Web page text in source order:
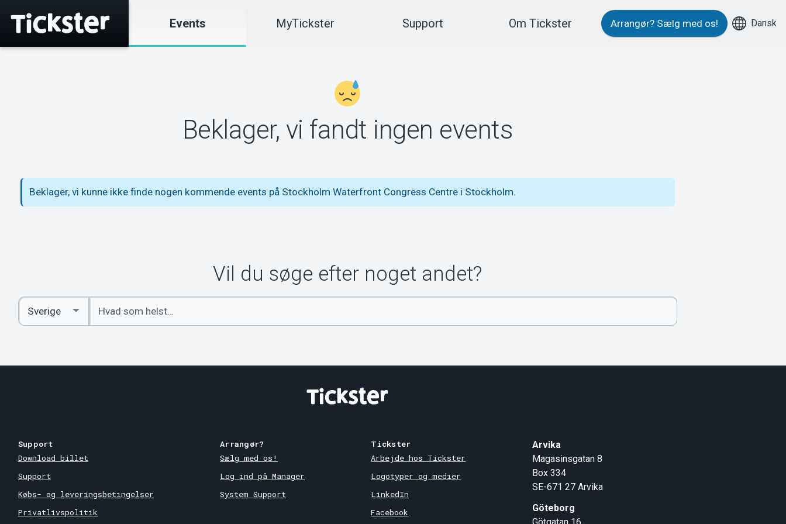
Events MyTickster Support Om Tickster Arrangør? Sælg med os! Dansk
Beklager, vi fandt ingen events
Beklager, vi kunne ikke finde nogen kommende events på Stockholm Waterfront Congress Centre i Stockholm.
Vil du søge efter noget andet?
Indtast
søgeord
Select
Country
Support
Download billet
Support
Købs- og leveringsbetingelser
Privatlivspolitik
Arrangør?
Sælg med os!
Log ind på Manager
System Support
Tickster
Arbejde hos Tickster
Logotyper og medier
LinkedIn
Facebook
Arvika
Magasinsgatan 8
Box 334
SE-671 27 Arvika
Göteborg